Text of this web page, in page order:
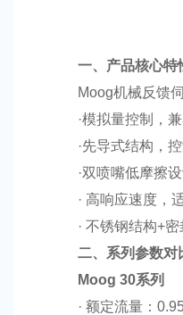
一、产品核心特
Moog机械反馈伺
·模拟量控制，兼
·先导式结构，控
·双喷嘴低摩擦设
· 高响应速度，适
· 不锈钢结构+密
二、系列参数对
Moog 30系列
· 额定流量：0.95